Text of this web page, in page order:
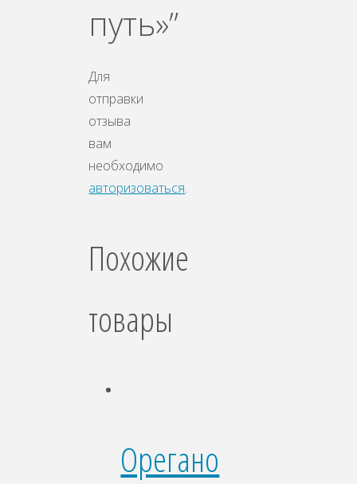
путь»”
Для
отправки
отзыва
вам
необходимо
авторизоваться.
Похожие
товары
Орегано